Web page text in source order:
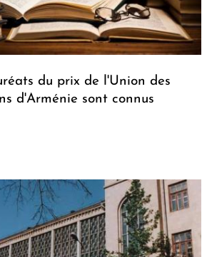
du prix de l'Union des
d'Arménie sont connus